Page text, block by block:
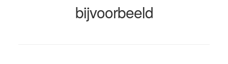
bijvoorbeeld